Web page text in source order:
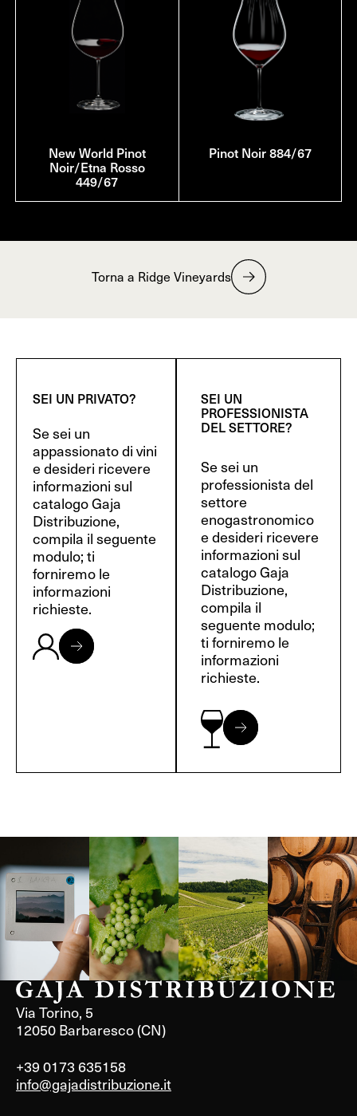
New World Pinot
Noir/Etna Rosso
449/67
Pinot Noir 884/67
Torna a Ridge Vineyards
SEI UN PRIVATO?
Se sei un
appassionato di vini
e desideri ricevere
informazioni sul
catalogo Gaja
Distribuzione,
compila il seguente
modulo; ti
forniremo le
informazioni
richieste.
SEI UN
PROFESSIONISTA
DEL SETTORE?
Se sei un
professionista del
settore
enogastronomico
e desideri ricevere
informazioni sul
catalogo Gaja
Distribuzione,
compila il
seguente modulo;
ti forniremo le
informazioni
richieste.
Langa, 1977 Borgogna,
Francia
Borgogna,
Francia
Instagram
Via Torino, 5
12050 Barbaresco (CN)
+39 0173 635158
info@gajadistribuzione.it